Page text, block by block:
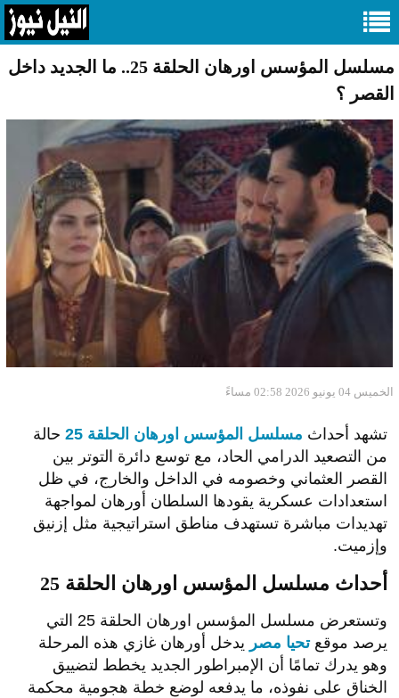
مسلسل المؤسس اورهان الحلقة 25.. ما الجديد داخل
القصر ؟
الخميس 04 يونيو 2026 02:58 مساءً
تشهد أحداث مسلسل المؤسس اورهان الحلقة 25
حالة
من التصعيد الدرامي الحاد، مع توسع دائرة التوتر بين
القصر العثماني وخصومه في الداخل والخارج، في ظل
استعدادات عسكرية يقودها السلطان أورهان لمواجهة
تهديدات مباشرة تستهدف مناطق استراتيجية مثل إزنيق
وإزميت.
أحداث مسلسل المؤسس اورهان الحلقة 25
وتستعرض مسلسل المؤسس اورهان الحلقة 25 التي
يرصد موقعتحيا مصر يدخل أورهان غازي هذه المرحلة
وهو يدرك تمامًا أن الإمبراطور الجديد يخطط لتضييق
الخناق على نفوذه، ما يدفعه لوضع خطة هجومية محكمة